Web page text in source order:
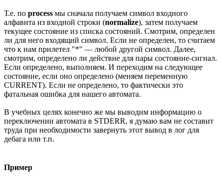
Т.е. по process мы сначала получаем символ входного
алфавита из входной строки (normalize), затем получаем
текущее состояние из списка состояний. Смотрим, определен
ли для него входящий символ. Если не определен, то считаем
что к нам прилетел "*" — любой другой символ. Далее,
смотрим, определено ли действие для пары состояние-сигнал.
Если определено, выполняем. И переходим на следующее
состояние, если оно определено (меняем переменную
CURRENT). Если не определено, то фактически это
фатальная ошибка для нашего автомата.
В учебных целях конечно же мы выводим информацию о
переключении автомата в STDERR, я думаю вам не составит
труда при необходимости завернуть этот вывод в лог для
дебага или т.п.
Пример